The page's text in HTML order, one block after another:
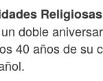
doble
40 años de su